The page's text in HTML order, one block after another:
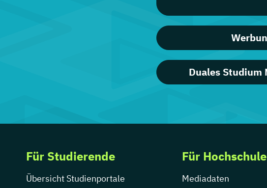
Duales Studium
Für Studierende
Übersicht Studienportale
Für
Mediadaten